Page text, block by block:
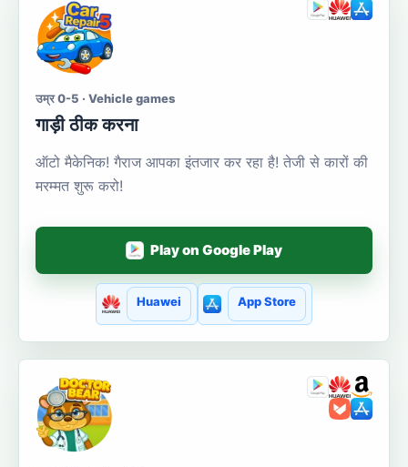
उम्र 0-5 · Vehicle games
गाड़ी ठीक करना
ऑटो मैकेनिक! गैराज आपका इंतजार कर रहा है! तेजी से कारों की
मरम्मत शुरू करो!
Play on Google Play
Huawei App Store